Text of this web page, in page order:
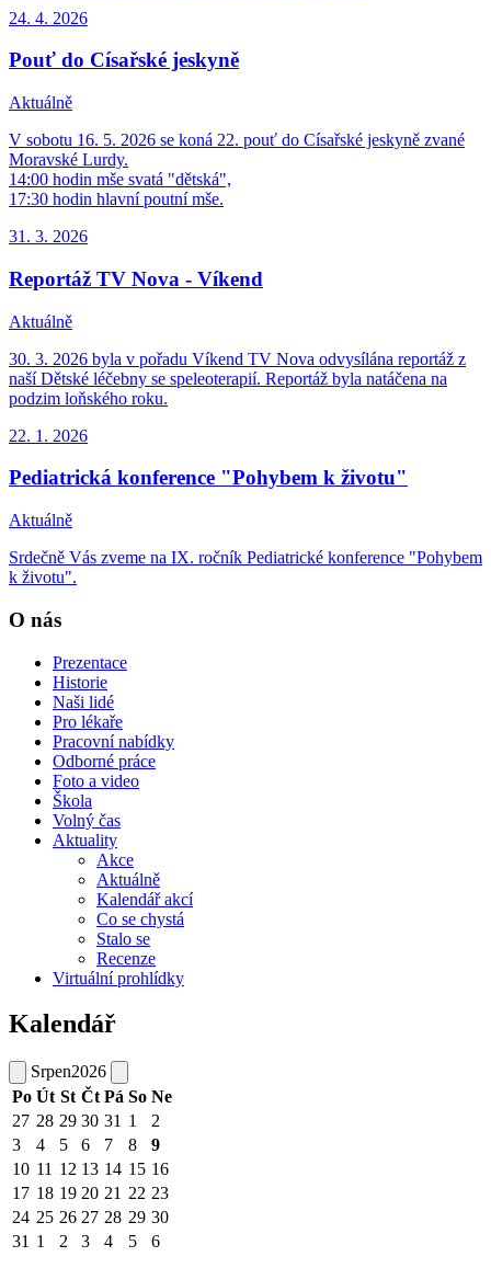
24. 4. 2026
Pouť do Císařské jeskyně
Aktuálně
V sobotu 16. 5. 2026 se koná 22. pouť do Císařské jeskyně zvané
Moravské Lurdy.
14:00 hodin mše svatá "dětská",
17:30 hodin hlavní poutní mše.
31. 3. 2026
Reportáž TV Nova - Víkend
Aktuálně
30. 3. 2026 byla v pořadu Víkend TV Nova odvysílána reportáž z
naší Dětské léčebny se speleoterapií. Reportáž byla natáčena na
podzim loňského roku.
22. 1. 2026
Pediatrická konference "Pohybem k životu"
Aktuálně
Srdečně Vás zveme na IX. ročník Pediatrické konference "Pohybem
k životu".
O nás
Prezentace
Historie
Naši lidé
Pro lékaře
Pracovní nabídky
Odborné práce
Foto a video
Škola
Volný čas
Aktuality
Akce
Aktuálně
Kalendář akcí
Co se chystá
Stalo se
Recenze
Virtuální prohlídky
Kalendář
Srpen2026
Po Út St Čt Pá So Ne
27 28 29 30 31 1
2
3
4 5 6 7 8
9
10 11 12 13 14 15 16
17 18 19 20 21 22 23
24 25 26 27 28 29 30
31 1 2 3 4 5 6